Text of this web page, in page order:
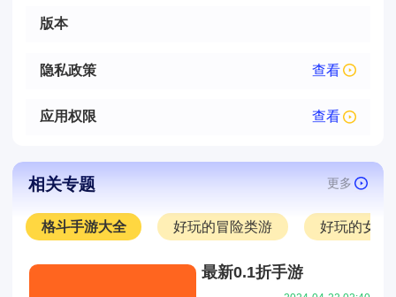
版本
隐私政策 查看
应用权限 查看
相关专题 更多
格斗手游大全 好玩的冒险类游 好玩的女生
最新0.1折手游